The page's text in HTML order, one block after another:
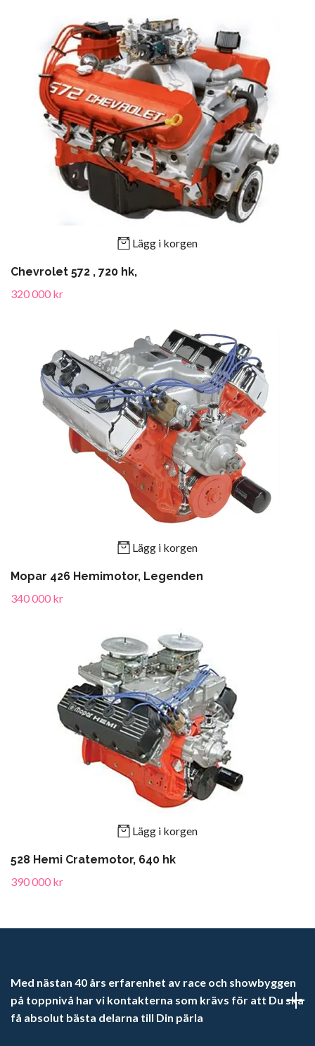
Lägg i korgen
Chevrolet 572 , 720 hk,
320 000 kr
Lägg i korgen
Mopar 426 Hemimotor, Legenden
340 000 kr
Lägg i korgen
528 Hemi Cratemotor, 640 hk
390 000 kr
Med nästan 40 års erfarenhet av race och showbyggen
på toppnivå har vi kontakterna som krävs för att Du ska
få absolut bästa delarna till Din pärla